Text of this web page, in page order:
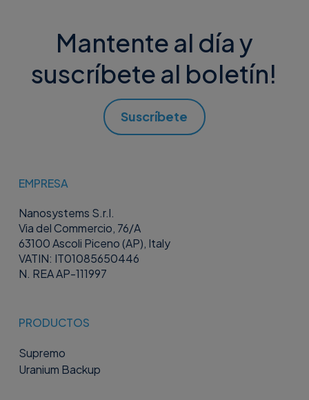
Mantente al día y
suscríbete al boletín!
Suscríbete
EMPRESA
Nanosystems S.r.l.
Via del Commercio, 76/A
63100 Ascoli Piceno (AP), Italy
VATIN: IT01085650446
N. REA AP-111997
PRODUCTOS
Supremo
Uranium Backup